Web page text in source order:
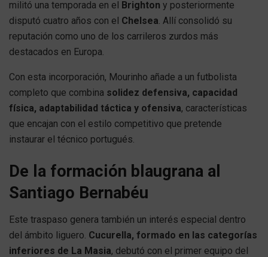
militó una temporada en el Brighton y posteriormente
disputó cuatro años con el Chelsea . Allí consolidó su
reputación como uno de los carrileros zurdos más
destacados en Europa.
Con esta incorporación, Mourinho añade a un futbolista
completo que combina solidez defensiva, capacidad
física, adaptabilidad táctica y ofensiva, características
que encajan con el estilo competitivo que pretende
instaurar el técnico portugués.
De la formación blaugrana al
Santiago Bernabéu
Este traspaso genera también un interés especial dentro
del ámbito liguero. Cucurella, formado en las categorías
inferiores de La Masia, debutó con el primer equipo del